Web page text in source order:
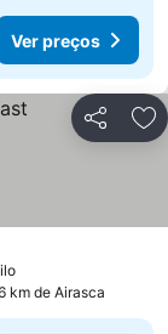
Ver preços
Partilhar
Ver preços
km de Airasca